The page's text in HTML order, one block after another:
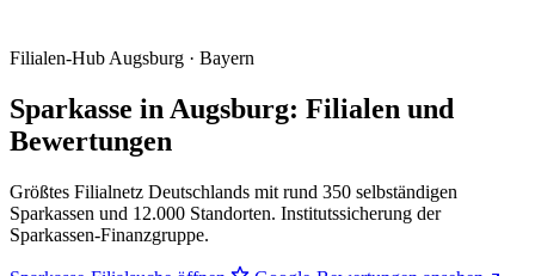
Filialen-Hub Augsburg · Bayern
Sparkasse in Augsburg: Filialen und
Bewertungen
Größtes Filialnetz Deutschlands mit rund 350 selbständigen
Sparkassen und 12.000 Standorten. Institutssicherung der
Sparkassen-Finanzgruppe.